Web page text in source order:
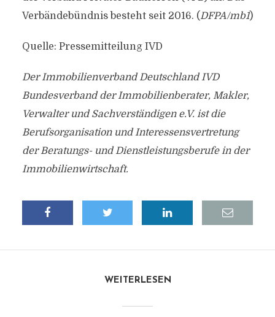
Verbändebündnis besteht seit 2016. (DFPA/mb1)
Quelle: Pressemitteilung IVD
Der Immobilienverband Deutschland IVD
Bundesverband der Immobilienberater, Makler,
Verwalter und Sachverständigen e.V. ist die
Berufsorganisation und Interessensvertretung
der Beratungs- und Dienstleistungsberufe in der
Immobilienwirtschaft.
WEITERLESEN